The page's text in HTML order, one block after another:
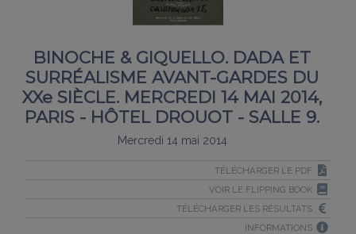
BINOCHE & GIQUELLO. DADA ET
SURRÉALISME AVANT-GARDES DU
XXe SIÈCLE. MERCREDI 14 MAI 2014,
PARIS - HÔTEL DROUOT - SALLE 9.
Mercredi 14 mai 2014
TÉLÉCHARGER LE PDF
VOIR LE FLIPPING BOOK
TÉLÉCHARGER LES RÉSULTATS
INFORMATIONS